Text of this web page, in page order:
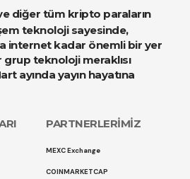
teknoloji sayesinde,
internet kadar önemli bir yer
teknoloji meraklısı
ayında yayın hayatına
PARTNERLERİMİZ
MEXC Exchange
COINMARKETCAP